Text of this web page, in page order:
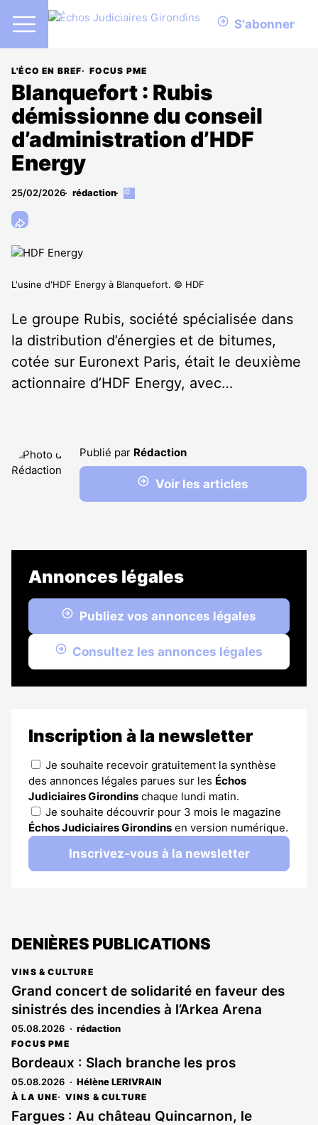
S'abonner
L'ÉCO EN BREF FOCUS PME
Blanquefort : Rubis
démissionne du conseil
d’administration d’HDF
Energy
25/02/2026 rédaction
Cet
L'usine d'HDF Energy à Blanquefort. © HDF
Le groupe Rubis, société spécialisée dans
la distribution d’énergies et de bitumes,
cotée sur Euronext Paris, était le deuxième
actionnaire d’HDF Energy, avec…
Publié par Rédaction
Voir les articles
Annonces légales
Publiez vos annonces légales
Consultez les annonces légales
Inscription à la newsletter
Je souhaite recevoir gratuitement la synthèse
des annonces légales parues sur les Échos
Judiciaires Girondins chaque lundi matin.
Je souhaite découvrir pour 3 mois le magazine
Échos Judiciaires Girondins en version numérique.
Inscrivez-vous à la newsletter
DENIÈRES PUBLICATIONS
VINS & CULTURE
Grand concert de solidarité en faveur des
sinistrés des incendies à l’Arkea Arena
05.08.2026 rédaction
FOCUS PME
Bordeaux : Slach branche les pros
05.08.2026 Hélène LERIVRAIN
À LA UNE VINS & CULTURE
Fargues : Au château Quincarnon, le